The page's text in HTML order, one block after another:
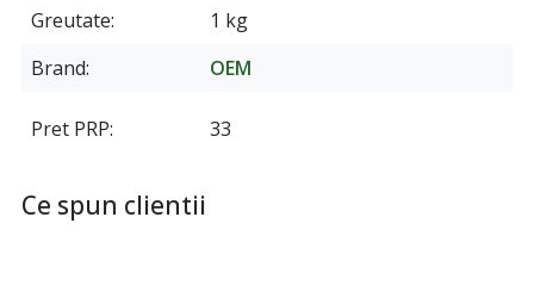
Greutate
1 kg
Brand
OEM
Pret PRP 33
Ce spun clientii